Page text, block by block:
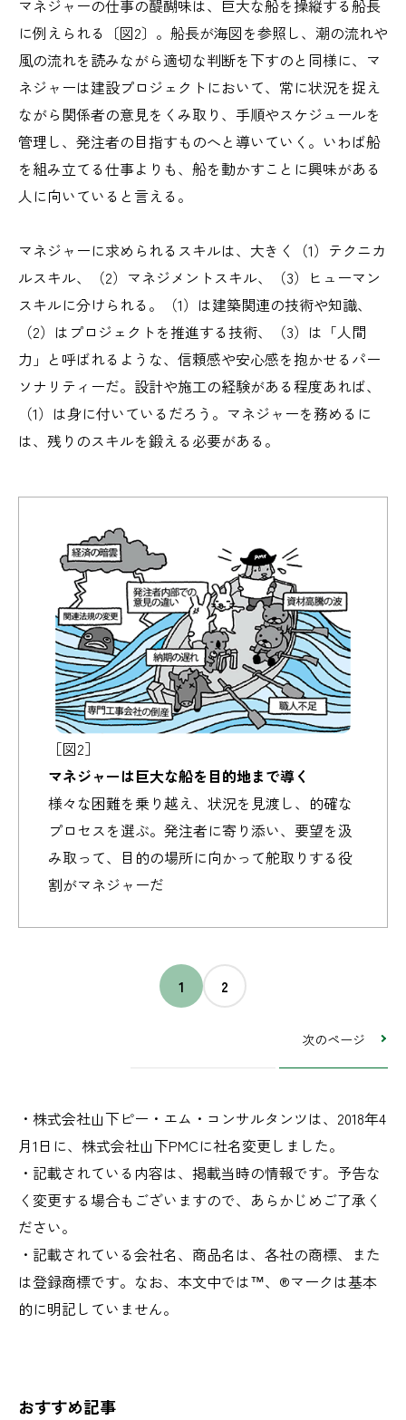
マネジャーの仕事の醍醐味は、巨大な船を操縦する船長
に例えられる〔図2〕。船長が海図を参照し、潮の流れや
風の流れを読みながら適切な判断を下すのと同様に、マ
ネジャーは建設プロジェクトにおいて、常に状況を捉え
ながら関係者の意見をくみ取り、手順やスケジュールを
管理し、発注者の目指すものへと導いていく。いわば船
を組み立てる仕事よりも、船を動かすことに興味がある
人に向いていると言える。
マネジャーに求められるスキルは、大きく（1）テクニカ
ルスキル、（2）マネジメントスキル、（3）ヒューマン
スキルに分けられる。（1）は建築関連の技術や知識、
（2）はプロジェクトを推進する技術、（3）は「人間
力」と呼ばれるような、信頼感や安心感を抱かせるパー
ソナリティーだ。設計や施工の経験がある程度あれば、
（1）は身に付いているだろう。マネジャーを務めるに
は、残りのスキルを鍛える必要がある。
［図2］
マネジャーは巨大な船を目的地まで導く
様々な困難を乗り越え、状況を見渡し、的確な
プロセスを選ぶ。発注者に寄り添い、要望を汲
み取って、目的の場所に向かって舵取りする役
割がマネジャーだ
1 2
次のページ
・株式会社山下ピー・エム・コンサルタンツは、2018年4
月1日に、株式会社山下PMCに社名変更しました。
・記載されている内容は、掲載当時の情報です。予告な
く変更する場合もございますので、あらかじめご了承く
ださい。
・記載されている会社名、商品名は、各社の商標、また
は登録商標です。なお、本文中では™、®マークは基本
的に明記していません。
おすすめ記事